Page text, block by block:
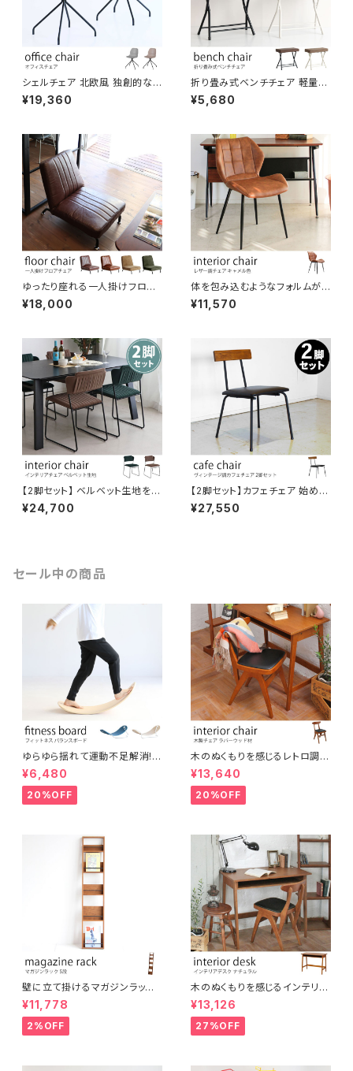
シェルチェア 北欧風 独創的な
背面デザイン くすみカラー 疲れ
にくい設計 オフィス空間 カフェ
¥19,360
折り畳み式ベンチチェア 軽量で
持ち運びが簡単 下段はスリッパ
ラックになります。 フォールディ
¥5,680
ゆったり座れる一人掛けフロア
チェア 座椅子 14段背もたれ調
節 ポケットコイル内蔵で疲れに
コモコが気持ちいいコーデュロ
イ張地 リビング 一人暮らし 新
生活 ワークスペース リラックス
スペース
¥18,000
体を包み込むようなフォルムがキ
ュートなチェア PUレザー張地
キャメル色 コンパクト かわいい
¥11,570
【2脚セット】 ベルベット生地を使
用したレトロおしゃれなインテリ
アチェア スタッキング(重ね置き)
¥24,700
【2脚セット】カフェチェア 始めか
ら使い込んだようなヴィンテージ
な風合いが魅力。エイジング加
¥27,550
セール中の商品
ゆらゆら揺れて運動不足解消!
大人からこどもまでスキマ時間
に楽しめる木製フィットネスボー
ド バランスボード ヨガ 北欧風
シンプル コンパクト テレワーク
¥6,480
20%OFF
木のぬくもりを感じるレトロ調コ
ンパクトチェア ブラウン ウッドチ
ェア アンティーク調 シンプル ナ
チュラル シャビー おしゃれ 椅子
イス デスクチェア インテリア
¥13,640
20%OFF
壁に立て掛けるマガジンラック
5段 木製 ディスプレイラック パ
ンフレットスタンド
¥11,778
2%OFF
木のぬくもりを感じるインテリア
デスク オーク材使用 ブラウン
ナチュラルスタイル ヴィンテージ
風 レトロ カントリー調 机 イン
テリア
¥13,126
27%OFF